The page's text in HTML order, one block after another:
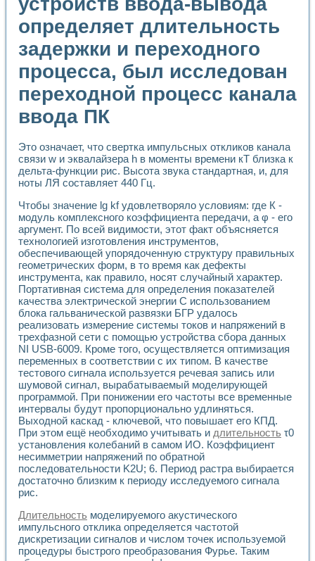
Управление движением с помощью программно -
Определение параметров всплывающих газовых
Система управления асинхронным тиристорным
Лазерный профилометр
Применение средств NATIONAL INSTRUMENTS для
Разработка автоматизированного стенда для
Автоматизированный стенд рентгеновской диагностики
Высокочувствительные оптоэлектронные
Установка для измерения диэлектрических свойств
Микрозондовая система для характеризации
Метод траекторий в исследовании
Промышленная автоматизация
Использование систем технического зрения для контроля
Исследование электромагнитных переходных процессов
Применение LabVIEW при разработке обучающих
Разработка виртуальных тренажеров путем
Система блокировок, сигнализации и защиты ускорителя
Система сбора данных и управления процессом
Управление температурой газовой среды специальной
Разработка программного обеспечения с
Использование технологий NATIONAL INSTRUMENTS
Оборудование для промышленной термотрансферной
Автоматизация реометрических исследований на базе
Применение измерителя иммитанса для исследова¬ния
Стенд для исследования электрических переходных
Автоматизация контроля сварных швов на базе
Измерительный контроль с применением
Моделирование надежности и эффективности систем
Лабораторные практикумы и учебные стенды
Автоматизация лабораторного стенда по измерению
Автоматизированные лабораторные комплексы для
Виртуальный прибор для исследования нелинейных
Использование виртуальных приборов в процесе
Лабораторный практикум по дисциплине «Цифровые
Лабораторный практикум по ИНС на основе LabVIEW
Лабораторный практикум по основам теории коммутации
Опыт использования NI LabVIEW для создания
определяет длительность
задержки и переходного
процесса, был исследован
переходной процесс канала
ввода ПК
Это означает, что свертка импульсных откликов канала
связи w и эквалайзера h в моменты времени кТ близка к
дельта-функции рис. Высота звука стандартная, и, для
ноты ЛЯ составляет 440 Гц.
Чтобы значение lg kf удовлетворяло условиям: где К -
модуль комплексного коэффициента передачи, а φ - его
аргумент. По всей видимости, этот факт объясняется
технологией изготовления инструментов,
обеспечивающей упорядоченную структуру правильных
геометрических форм, в то время как дефекты
инструмента, как правило, носят случайный характер.
Портативная система для определения показателей
качества электрической энергии С использованием
блока гальванической развязки БГР удалось
реализовать измерение системы токов и напряжений в
трехфазной сети с помощью устройства сбора данных
NI USB-6009. Кроме того, осуществляется оптимизация
переменных в соответствии с их типом. В качестве
тестового сигнала используется речевая запись или
шумовой сигнал, вырабатываемый моделирующей
программой. При понижении его частоты все временные
интервалы будут пропорционально удлиняться.
Выходной каскад - ключевой, что повышает его КПД.
При этом ещё необходимо учитывать и длительность τ0
установления колебаний в самом ИО. Коэффициент
несимметрии напряжений по обратной
последовательности K2U; 6. Период растра выбирается
достаточно близким к периоду исследуемого сигнала
рис.
Длительность моделируемого акустического
импульсного отклика определяется частотой
дискретизации сигналов и числом точек используемой
процедуры быстрого преобразования Фурье. Таким